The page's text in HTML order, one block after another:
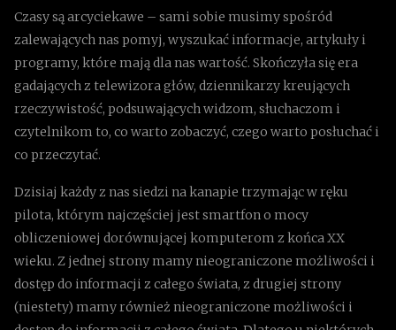
Czasy są arcyciekawe – sami sobie musimy spośród
zalewających nas pomyj, wyszukać informacje, artykuły i
programy, które mają dla nas wartość. Skończyła się era
gadających z telewizora głów, dziennikarzy kreujących
rzeczywistość, podsuwających widzom, słuchaczom i
czytelnikom to, co warto zobaczyć, czego warto posłuchać i
co przeczytać.
Dzisiaj każdy z nas siedzi na kanapie trzymając w ręku
pilota, którym najczęściej jest smartfon o mocy
obliczeniowej dorównującej komputerom z końca XX
wieku. Z jednej strony mamy nieograniczone możliwości i
dostęp do informacji z całego świata, z drugiej strony
(niestety) mamy również nieograniczone możliwości i